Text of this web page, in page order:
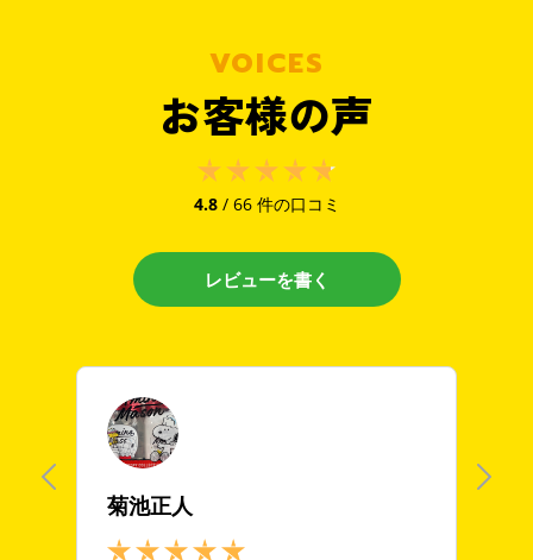
VOICES
お客様の声